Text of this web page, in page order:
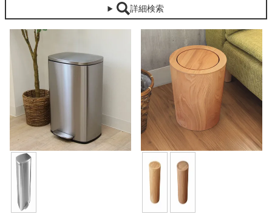
ベッド
学習机
詳細検索